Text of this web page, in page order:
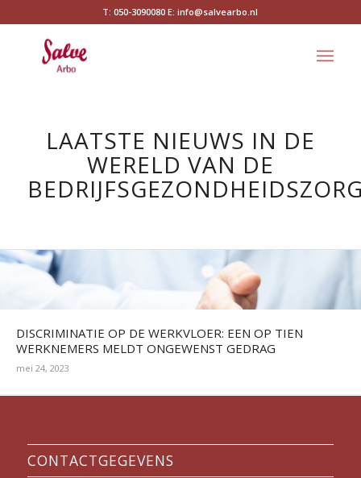
T: 050-3090080 E: info@salvearbo.nl
LAATSTE NIEUWS IN DE
WERELD VAN DE
DISCRIMINATIE OP DE WERKVLOER: EEN OP TIEN
WERKNEMERS MELDT ONGEWENST GEDRAG
mei 24, 2023
CONTACTGEGEVENS